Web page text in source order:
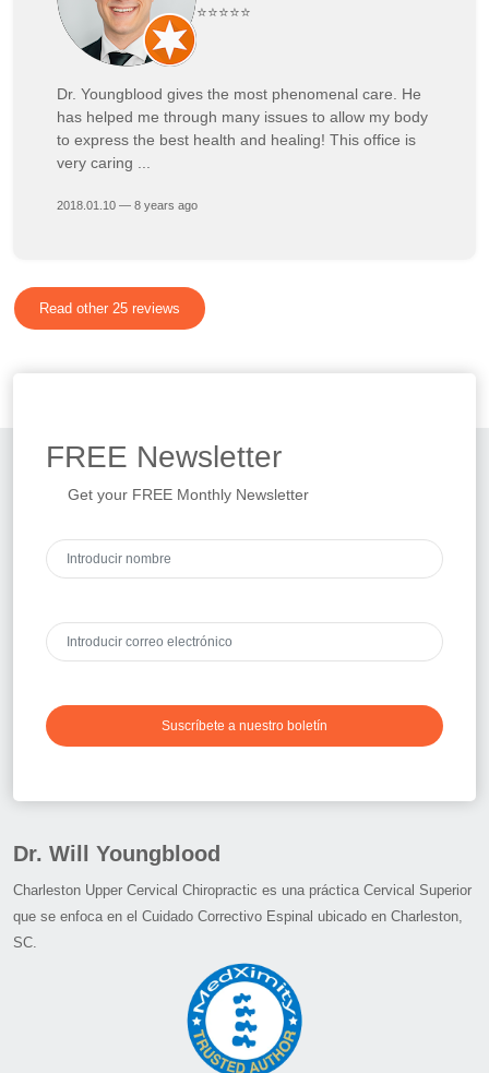
⭐⭐⭐⭐⭐
Dr. Youngblood gives the most phenomenal care. He
has helped me through many issues to allow my body
to express the best health and healing! This office is
very caring ...
2018.01.10 — 8 years ago
Read other 25 reviews
FREE Newsletter
Get your FREE Monthly Newsletter
Suscríbete a nuestro boletín
Dr. Will Youngblood
Charleston Upper Cervical Chiropractic es una práctica Cervical Superior
que se enfoca en el Cuidado Correctivo Espinal ubicado en Charleston,
SC.